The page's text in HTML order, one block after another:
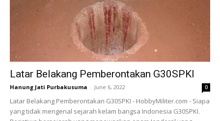
Latar Belakang Pemberontakan G30SPKI
Hanung Jati Purbakusuma - June 6, 2022 0
Latar Belakang Pemberontakan G30SPKI - HobbyMiliter.com - Siapa
yang tidak mengenal sejarah kelam bangsa Indonesia G30SPKI.